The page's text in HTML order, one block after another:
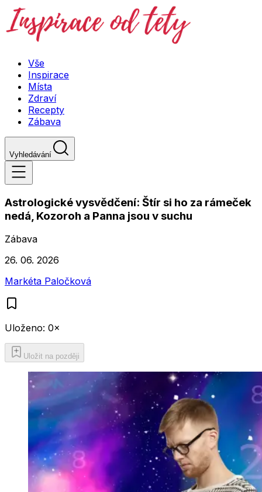
Vše
Inspirace
Místa
Zdraví
Recepty
Zábava
Vyhledávání
Astrologické vysvědčení: Štír si ho za rámeček
nedá, Kozoroh a Panna jsou v suchu
Zábava
26. 06. 2026
Markéta Paločková
Uloženo: 0×
Uložit na později